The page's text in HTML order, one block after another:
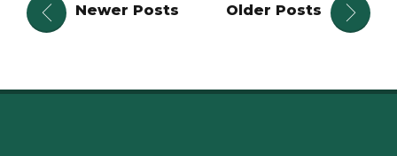
Newer Posts Older Posts